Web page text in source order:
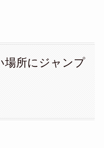
場所にジャンプ